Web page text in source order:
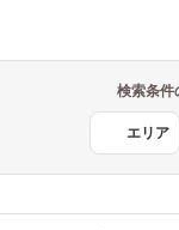
検索条件
エリア